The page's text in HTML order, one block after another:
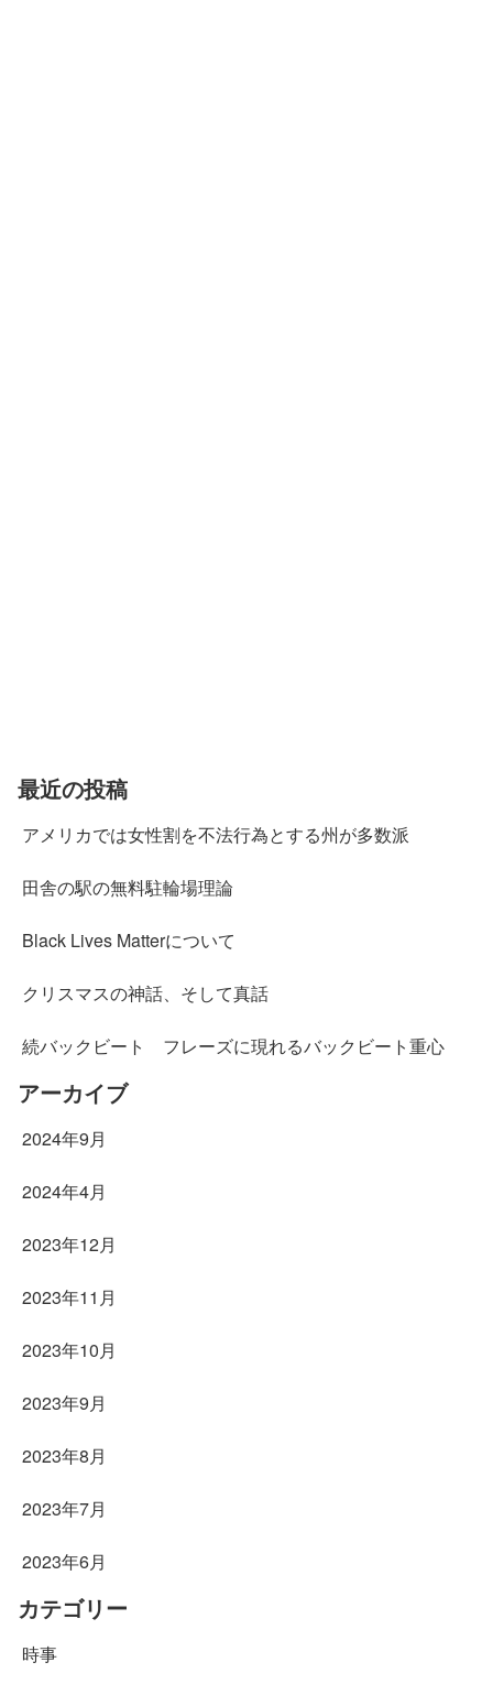
最近の投稿
アメリカでは女性割を不法行為とする州が多数派
田舎の駅の無料駐輪場理論
Black Lives Matterについて
クリスマスの神話、そして真話
続バックビート フレーズに現れるバックビート重心
アーカイブ
2024年9月
2024年4月
2023年12月
2023年11月
2023年10月
2023年9月
2023年8月
2023年7月
2023年6月
カテゴリー
時事